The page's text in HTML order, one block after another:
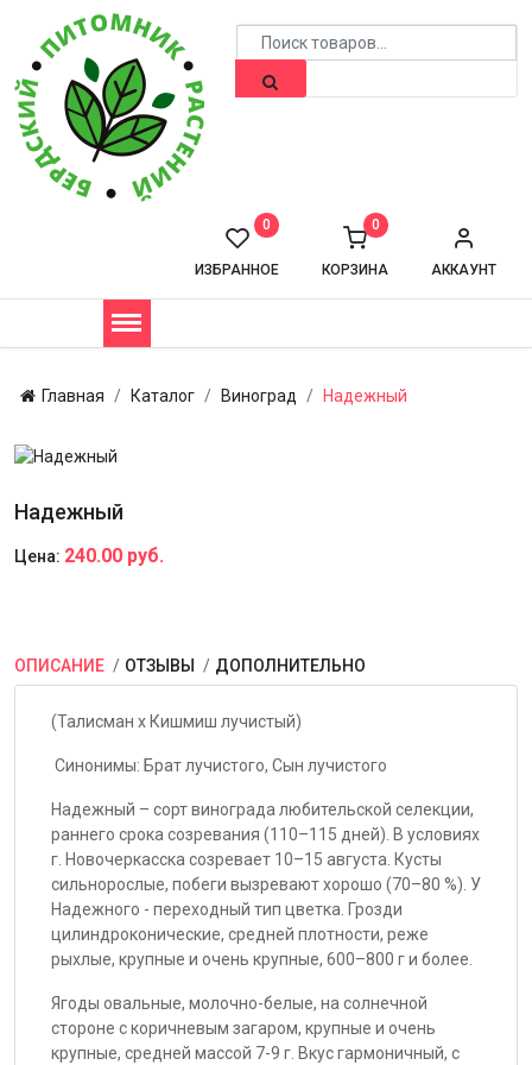
АККАУНТ
КОРЗИНА
0
ИЗБРАННОЕ
0
Главная Каталог Виноград Надежный
Надежный
Цена: 240.00 руб.
ОПИСАНИЕ ОТЗЫВЫ ДОПОЛНИТЕЛЬНО
(Талисман х Кишмиш лучистый)
Синонимы: Брат лучистого, Сын лучистого
Надежный – сорт винограда любительской селекции,
раннего срока созревания (110–115 дней). В условиях
г. Новочеркасска созревает 10–15 августа. Кусты
сильнорослые, побеги вызревают хорошо (70–80 %). У
Надежного - переходный тип цветка. Грозди
цилиндроконические, средней плотности, реже
рыхлые, крупные и очень крупные, 600–800 г и более.
Ягоды овальные, молочно-белые, на солнечной
стороне с коричневым загаром, крупные и очень
крупные, средней массой 7-9 г. Вкус гармоничный, с